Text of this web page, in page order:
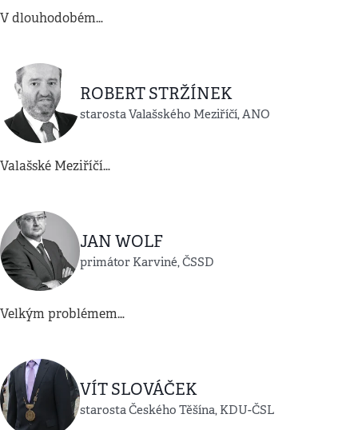
V dlouhodobém…
ROBERT STRŽÍNEK
starosta Valašského Meziříčí, ANO
Valašské Meziříčí…
JAN WOLF
primátor Karviné, ČSSD
Velkým problémem…
VÍT SLOVÁČEK
starosta Českého Těšína, KDU-ČSL